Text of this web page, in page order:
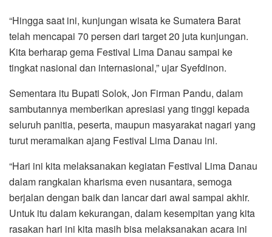
“Hingga saat ini, kunjungan wisata ke Sumatera Barat
telah mencapai 70 persen dari target 20 juta kunjungan.
Kita berharap gema Festival Lima Danau sampai ke
tingkat nasional dan internasional,” ujar Syefdinon.
Sementara itu Bupati Solok, Jon Firman Pandu, dalam
sambutannya memberikan apresiasi yang tinggi kepada
seluruh panitia, peserta, maupun masyarakat nagari yang
turut meramaikan ajang Festival Lima Danau ini.
“Hari ini kita melaksanakan kegiatan Festival Lima Danau
dalam rangkaian kharisma even nusantara, semoga
berjalan dengan baik dan lancar dari awal sampai akhir.
Untuk itu dalam kekurangan, dalam kesempitan yang kita
rasakan hari ini kita masih bisa melaksanakan acara ini